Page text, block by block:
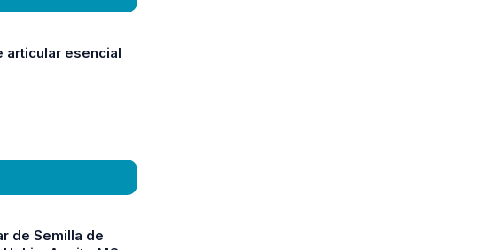
articular esencial
de Semilla de